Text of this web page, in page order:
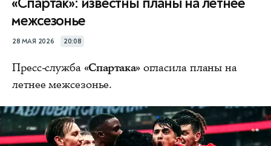
межсезонье
28 МАЯ 2026 20:08
Пресс-служба «Спартака»огласила планы на
летнее межсезонье.